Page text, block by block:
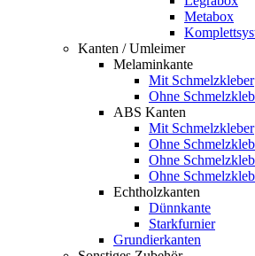
Metabox
Kanten / Umleimer
Melaminkante
Mit Schmelzkleber
Ohne
ABS Kanten
Mit Schmelzkleber
Ohne
Ohne
Ohne
Echtholzkanten
Dünnkante
Starkfurnier
Grundierkanten